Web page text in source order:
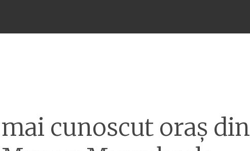
cunoscut oraș din